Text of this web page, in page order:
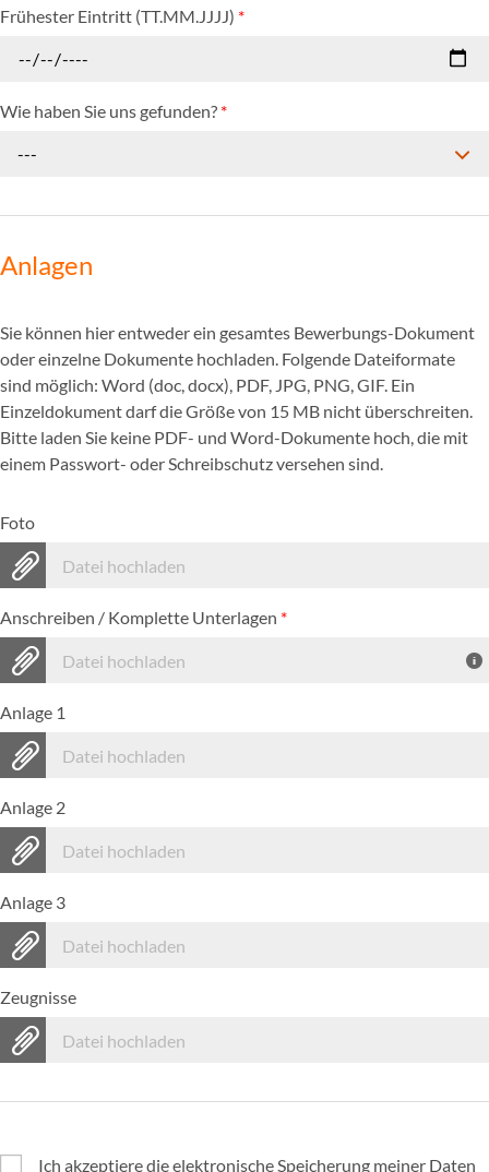
Frühester Eintritt (TT.MM.JJJJ) *
Wie haben Sie uns gefunden? *
---
Anlagen
Sie können hier entweder ein gesamtes Bewerbungs-Dokument
oder einzelne Dokumente hochladen. Folgende Dateiformate
sind möglich: Word (doc, docx), PDF, JPG, PNG, GIF. Ein
Einzeldokument darf die Größe von 15 MB nicht überschreiten.
Bitte laden Sie keine PDF- und Word-Dokumente hoch, die mit
einem Passwort- oder Schreibschutz versehen sind.
Foto
Datei hochladen
Anschreiben / Komplette Unterlagen *
Datei hochladen
Anlage 1
Datei hochladen
Anlage 2
Datei hochladen
Anlage 3
Datei hochladen
Zeugnisse
Datei hochladen
Ich akzeptiere die elektronische Speicherung meiner Daten